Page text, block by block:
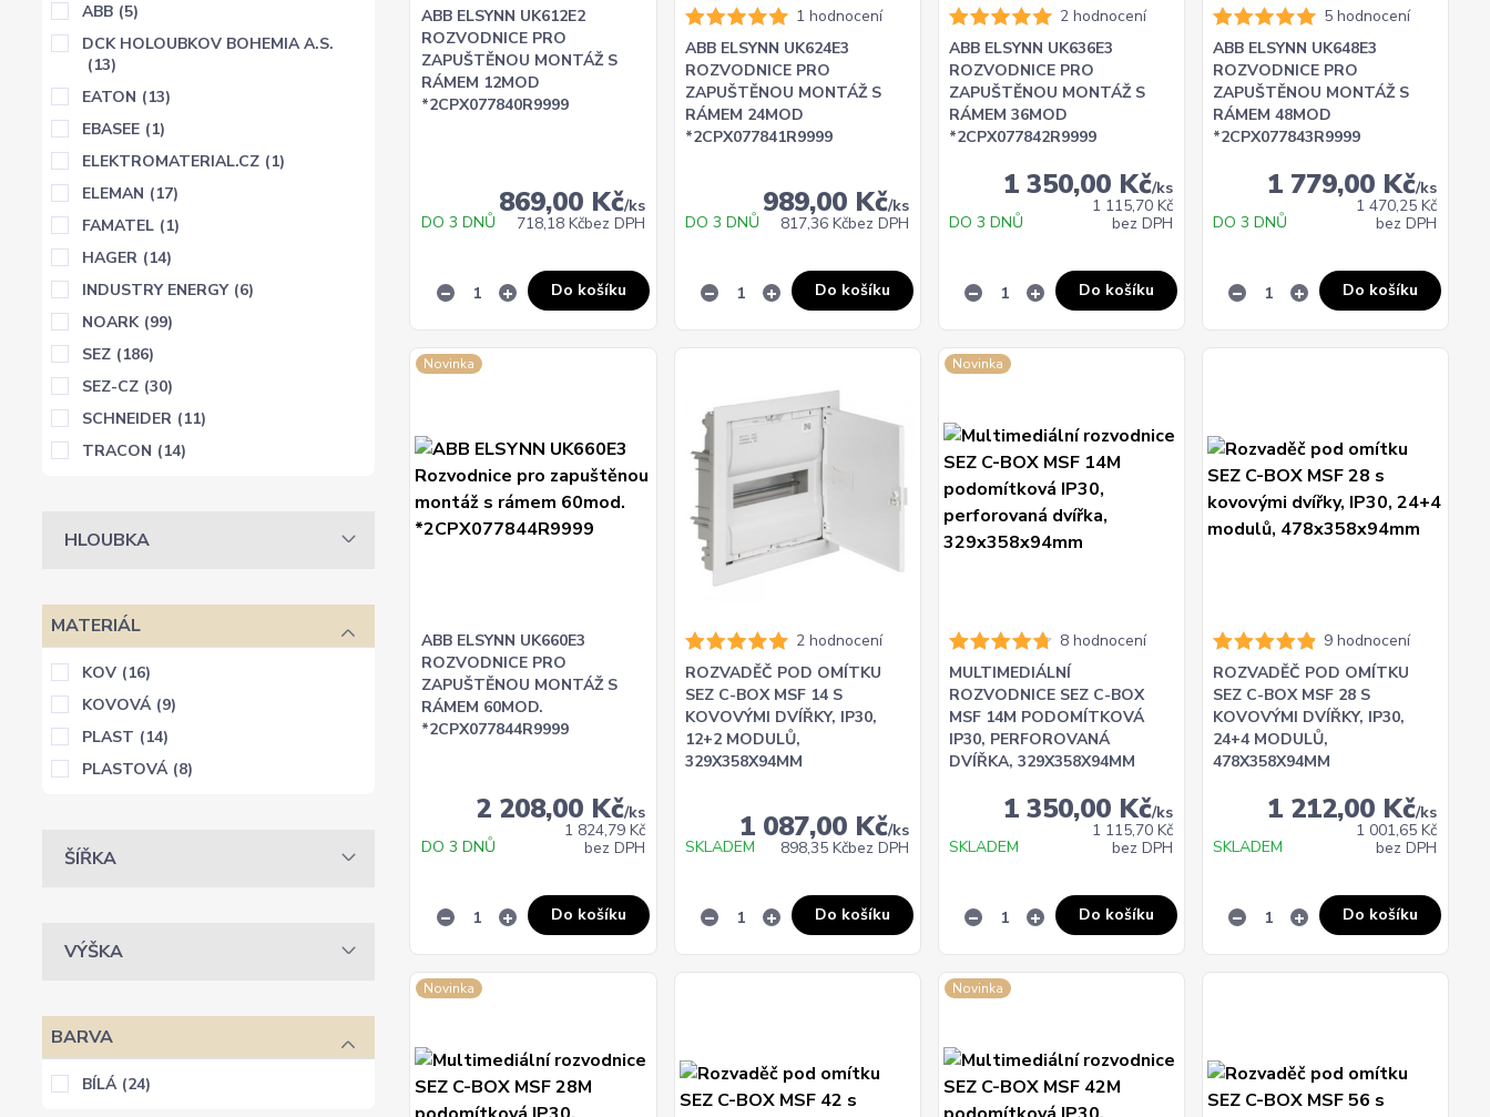
ABB ELSYNN UK612E2
ROZVODNICE PRO
ZAPUŠTĚNOU MONTÁŽ S
RÁMEM 12MOD
*2CPX077840R9999
869,00 Kč/ks
718,18 Kčbez DPH
DO 3 DNŮ
Do košíku
1 hodnocení
ABB ELSYNN UK624E3
ROZVODNICE PRO
ZAPUŠTĚNOU MONTÁŽ S
RÁMEM 24MOD
*2CPX077841R9999
989,00 Kč/ks
817,36 Kčbez DPH
DO 3 DNŮ
Do košíku
2 hodnocení
ABB ELSYNN UK636E3
ROZVODNICE PRO
ZAPUŠTĚNOU MONTÁŽ S
RÁMEM 36MOD
*2CPX077842R9999
1 350,00 Kč/ks
1 115,70 Kč
bez DPH
DO 3 DNŮ
Do košíku
5 hodnocení
ABB ELSYNN UK648E3
ROZVODNICE PRO
ZAPUŠTĚNOU MONTÁŽ S
RÁMEM 48MOD
*2CPX077843R9999
1 779,00 Kč/ks
1 470,25 Kč
bez DPH
DO 3 DNŮ
Do košíku
Novinka
ABB ELSYNN UK660E3
ROZVODNICE PRO
ZAPUŠTĚNOU MONTÁŽ S
RÁMEM 60MOD.
*2CPX077844R9999
2 208,00 Kč/ks
1 824,79 Kč
bez DPH
DO 3 DNŮ
Do košíku
2 hodnocení
ROZVADĚČ POD OMÍTKU
SEZ C-BOX MSF 14 S
KOVOVÝMI DVÍŘKY, IP30,
12+2 MODULŮ,
329X358X94MM
1 087,00 Kč/ks
898,35 Kčbez DPH
SKLADEM
Do košíku
Novinka
8 hodnocení
MULTIMEDIÁLNÍ
ROZVODNICE SEZ C-BOX
MSF 14M PODOMÍTKOVÁ
IP30, PERFOROVANÁ
DVÍŘKA, 329X358X94MM
1 350,00 Kč/ks
1 115,70 Kč
bez DPH
SKLADEM
Do košíku
9 hodnocení
ROZVADĚČ POD OMÍTKU
SEZ C-BOX MSF 28 S
KOVOVÝMI DVÍŘKY, IP30,
24+4 MODULŮ,
478X358X94MM
1 212,00 Kč/ks
1 001,65 Kč
bez DPH
SKLADEM
Do košíku
Novinka Novinka
ABB (5)
DCK HOLOUBKOV BOHEMIA A.S.
(13)
EATON (13)
EBASEE (1)
ELEKTROMATERIAL.CZ (1)
ELEMAN (17)
FAMATEL (1)
HAGER (14)
INDUSTRY ENERGY (6)
NOARK (99)
SEZ (186)
SEZ-CZ (30)
SCHNEIDER (11)
TRACON (14)
HLOUBKA
MATERIÁL
KOV (16)
KOVOVÁ (9)
PLAST (14)
PLASTOVÁ (8)
ŠÍŘKA
VÝŠKA
BARVA
BÍLÁ (24)